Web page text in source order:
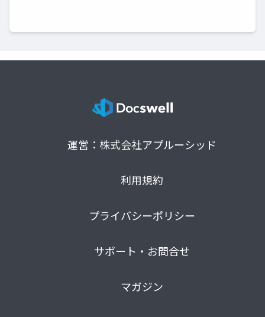
運営：株式会社アプルーシッド
利用規約
プライバシーポリシー
サポート・お問合せ
マガジン